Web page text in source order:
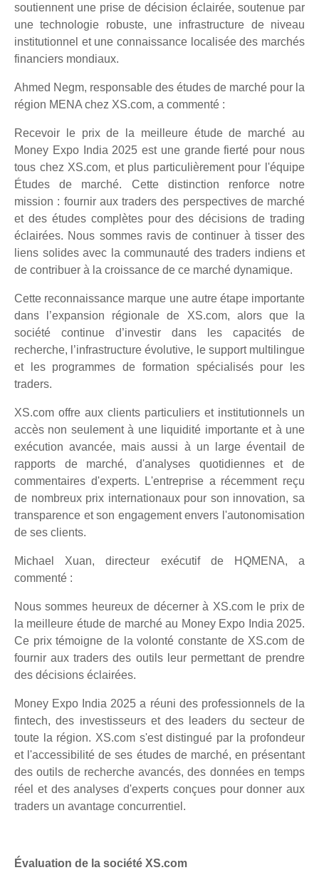
soutiennent une prise de décision éclairée, soutenue par
une technologie robuste, une infrastructure de niveau
institutionnel et une connaissance localisée des marchés
financiers mondiaux.
Ahmed Negm, responsable des études de marché pour la
région MENA chez XS.com, a commenté :
Recevoir le prix de la meilleure étude de marché au
Money Expo India 2025 est une grande fierté pour nous
tous chez XS.com, et plus particulièrement pour l'équipe
Études de marché. Cette distinction renforce notre
mission : fournir aux traders des perspectives de marché
et des études complètes pour des décisions de trading
éclairées. Nous sommes ravis de continuer à tisser des
liens solides avec la communauté des traders indiens et
de contribuer à la croissance de ce marché dynamique.
Cette reconnaissance marque une autre étape importante
dans l’expansion régionale de XS.com, alors que la
société continue d’investir dans les capacités de
recherche, l’infrastructure évolutive, le support multilingue
et les programmes de formation spécialisés pour les
traders.
XS.com offre aux clients particuliers et institutionnels un
accès non seulement à une liquidité importante et à une
exécution avancée, mais aussi à un large éventail de
rapports de marché, d'analyses quotidiennes et de
commentaires d'experts. L'entreprise a récemment reçu
de nombreux prix internationaux pour son innovation, sa
transparence et son engagement envers l'autonomisation
de ses clients.
Michael Xuan, directeur exécutif de HQMENA, a
commenté :
Nous sommes heureux de décerner à XS.com le prix de
la meilleure étude de marché au Money Expo India 2025.
Ce prix témoigne de la volonté constante de XS.com de
fournir aux traders des outils leur permettant de prendre
des décisions éclairées.
Money Expo India 2025 a réuni des professionnels de la
fintech, des investisseurs et des leaders du secteur de
toute la région. XS.com s'est distingué par la profondeur
et l'accessibilité de ses études de marché, en présentant
des outils de recherche avancés, des données en temps
réel et des analyses d'experts conçues pour donner aux
traders un avantage concurrentiel.
Évaluation de la société XS.com